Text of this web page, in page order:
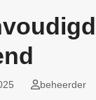
beheerder